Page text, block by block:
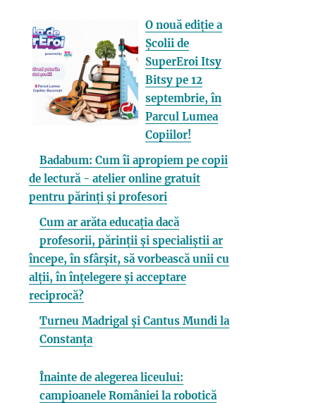
O nouă ediție a
Școlii de
SuperEroi Itsy
Bitsy pe 12
septembrie, în
Parcul Lumea
Copiilor!
Badabum: Cum îi apropiem pe copii
de lectură - atelier online gratuit
pentru părinți și profesori
Cum ar arăta educația dacă
profesorii, părinții și specialiștii ar
începe, în sfârșit, să vorbească unii cu
alții, în înțelegere și acceptare
reciprocă?
Turneu Madrigal și Cantus Mundi la
Constanța
Înainte de alegerea liceului:
campioanele României la robotică